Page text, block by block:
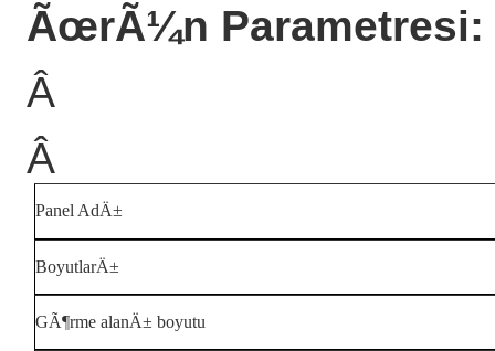
ÃœrÃ¼n Parametresi:
Â
Â
Panel AdÄ±
BoyutlarÄ±
GÃ¶rme alanÄ± boyutu